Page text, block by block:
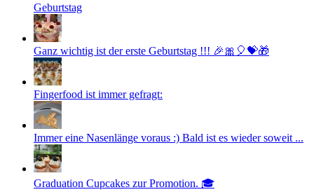
Geburtstag
Ganz wichtig ist der erste Geburtstag !!! 🎉🎀🎈💝🎁
Fingerfood ist immer gefragt:
Immer eine Nasenlänge voraus :) Bald ist es wieder soweit ...
Graduation Cupcakes zur Promotion. 🎓